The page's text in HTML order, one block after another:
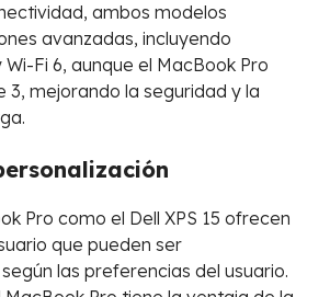
ambos modelos
avanzadas, incluyendo
Fi 6, aunque el MacBook Pro
3, mejorando la seguridad y la
Pro como el Dell XPS 15 ofrecen
que pueden ser
las preferencias del usuario.